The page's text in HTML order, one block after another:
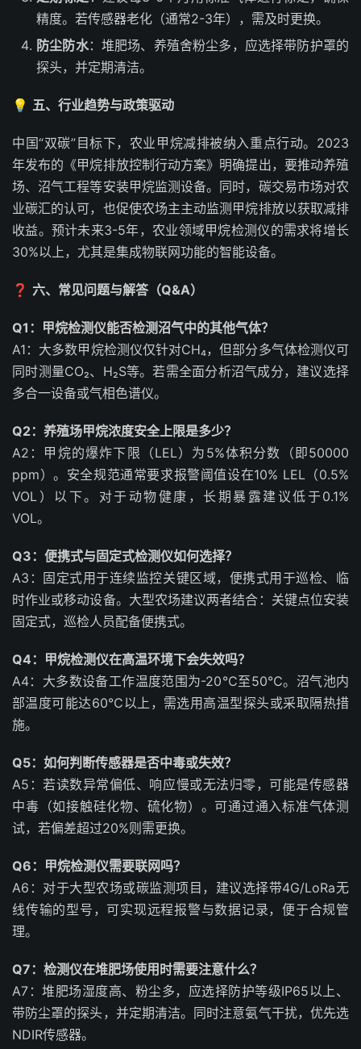
精度。若传感器老化（通常2-3年），需及时更换。
防尘防水：堆肥场、养殖舍粉尘多，应选择带防护罩的
探头，并定期清洁。
💡 五、行业趋势与政策驱动
中国“双碳”目标下，农业甲烷减排被纳入重点行动。2023
年发布的《甲烷排放控制行动方案》明确提出，要推动养殖
场、沼气工程等安装甲烷监测设备。同时，碳交易市场对农
业碳汇的认可，也促使农场主主动监测甲烷排放以获取减排
收益。预计未来3-5年，农业领域甲烷检测仪的需求将增长
30%以上，尤其是集成物联网功能的智能设备。
❓ 六、常见问题与解答（Q&A）
Q1：甲烷检测仪能否检测沼气中的其他气体？
A1：大多数甲烷检测仪仅针对CH₄，但部分多气体检测仪可
同时测量CO₂、H₂S等。若需全面分析沼气成分，建议选择
多合一设备或气相色谱仪。
Q2：养殖场甲烷浓度安全上限是多少？
A2：甲烷的爆炸下限（LEL）为5%体积分数（即50000
ppm）。安全规范通常要求报警阈值设在10% LEL（0.5%
VOL）以下。对于动物健康，长期暴露建议低于0.1%
VOL。
Q3：便携式与固定式检测仪如何选择？
A3：固定式用于连续监控关键区域，便携式用于巡检、临
时作业或移动设备。大型农场建议两者结合：关键点位安装
固定式，巡检人员配备便携式。
Q4：甲烷检测仪在高温环境下会失效吗？
A4：大多数设备工作温度范围为-20℃至50℃。沼气池内
部温度可能达60℃以上，需选用高温型探头或采取隔热措
施。
Q5：如何判断传感器是否中毒或失效？
A5：若读数异常偏低、响应慢或无法归零，可能是传感器
中毒（如接触硅化物、硫化物）。可通过通入标准气体测
试，若偏差超过20%则需更换。
Q6：甲烷检测仪需要联网吗？
A6：对于大型农场或碳监测项目，建议选择带4G/LoRa无
线传输的型号，可实现远程报警与数据记录，便于合规管
理。
Q7：检测仪在堆肥场使用时需要注意什么？
A7：堆肥场湿度高、粉尘多，应选择防护等级IP65以上、
带防尘罩的探头，并定期清洁。同时注意氨气干扰，优先选
NDIR传感器。